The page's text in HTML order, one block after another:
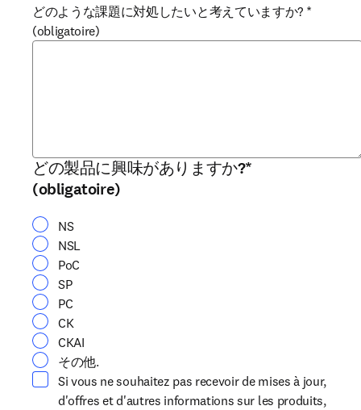
どのような課題に対処したいと考えていますか? *
(obligatoire)
どの製品に興味がありますか?*
(obligatoire)
NS
NSL
PoC
SP
PC
CK
CKAI
その他.
Si vous ne souhaitez pas recevoir de mises à jour,
d'offres et d'autres informations sur les produits,